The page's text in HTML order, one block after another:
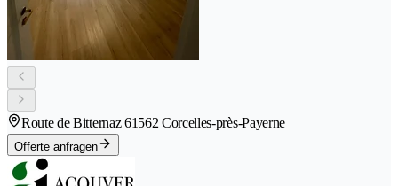
Route de Bitternaz 61562 Corcelles-près-Payerne
Offerte anfragen